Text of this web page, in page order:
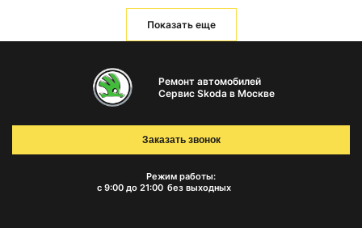
Показать еще
Ремонт автомобилей
Сервис Skoda в Москве
Режим работы:
с 9:00 до 21:00 без выходных
Заказать звонок